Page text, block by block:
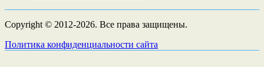
Copyright © 2012-2026. Все права защищены.
Политика конфиденциальности сайта